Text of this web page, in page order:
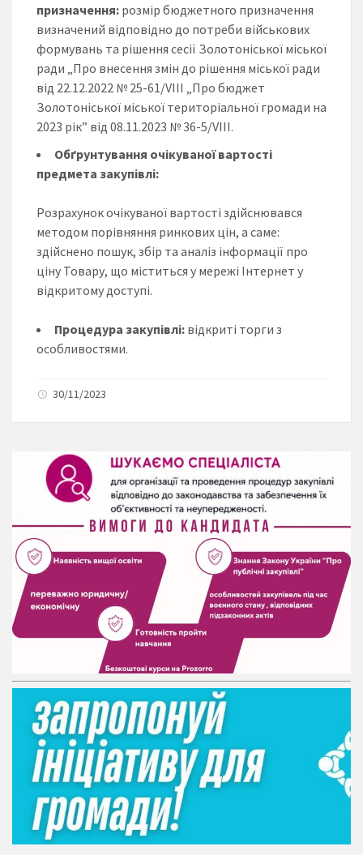
призначення: розмір бюджетного призначення
визначений відповідно до потреби військових
формувань та рішення сесії Золотоніської міської
ради „Про внесення змін до рішення міської ради
від 22.12.2022 № 25-61/VIІІ „Про бюджет
Золотоніської міської територіальної громади на
2023 рік” від 08.11.2023 № 36-5/VIII.
Обґрунтування очікуваної вартості
предмета закупівлі:
Розрахунок очікуваної вартості здійснювався
методом порівняння ринкових цін, а саме:
здійснено пошук, збір та аналіз інформації про
ціну Товару, що міститься у мережі Інтернет у
відкритому доступі.
Процедура закупівлі: відкриті торги з
особливостями.
30/11/2023